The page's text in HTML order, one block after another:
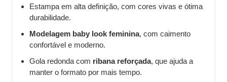
Estampa em alta definição, com cores vivas e ótima
durabilidade.
Modelagem baby look feminina, com caimento
confortável e moderno.
Gola redonda com ribana reforçada, que ajuda a
manter o formato por mais tempo.